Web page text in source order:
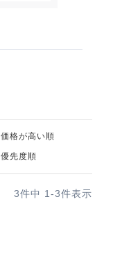
価格が高い順
優先度順
3件中 1 -3件表示